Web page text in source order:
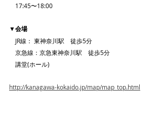
17:45〜18:00
▼会場
JR線： 東神奈川駅　徒歩5分
京急線：京急東神奈川駅　徒歩5分
講堂(ホール)
http://kanagawa-kokaido.jp/map/map_top.html